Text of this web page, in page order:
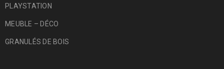
PLAYSTATION
MEUBLE – DÉCO
GRANULÉS DE BOIS